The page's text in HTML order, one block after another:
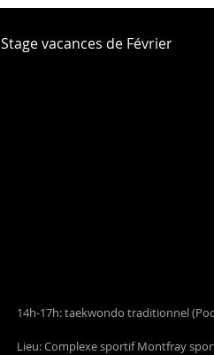
Stage vacances de Février
14h-17h: taekwondo traditionnel
Lieu: Complexe sportif Montfray